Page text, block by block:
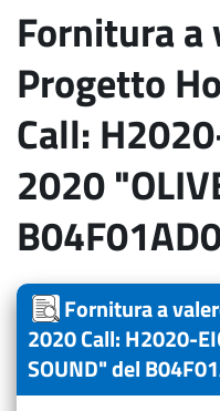
Fornitura a
Progetto
Call:
2020
Fornitura a
2020 Call: H2020-
SOUND" del